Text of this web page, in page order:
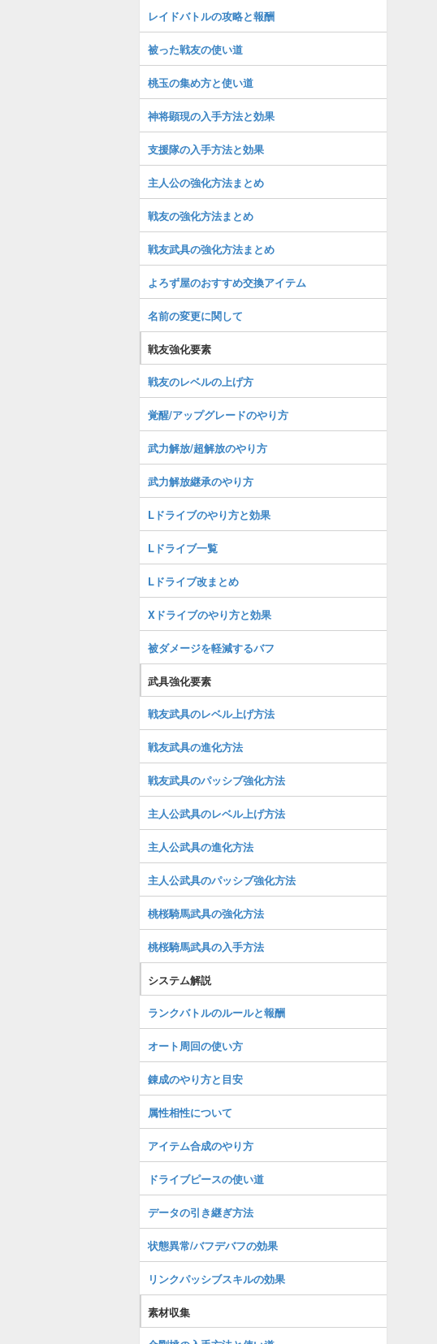
レイドバトルの攻略と報酬
被った戦友の使い道
桃玉の集め方と使い道
神将顕現の入手方法と効果
支援隊の入手方法と効果
主人公の強化方法まとめ
戦友の強化方法まとめ
戦友武具の強化方法まとめ
よろず屋のおすすめ交換アイテム
名前の変更に関して
戦友強化要素
戦友のレベルの上げ方
覚醒/アップグレードのやり方
武力解放/超解放のやり方
武力解放継承のやり方
Lドライブのやり方と効果
Lドライブ一覧
Lドライブ改まとめ
Xドライブのやり方と効果
被ダメージを軽減するバフ
武具強化要素
戦友武具のレベル上げ方法
戦友武具の進化方法
戦友武具のパッシブ強化方法
主人公武具のレベル上げ方法
主人公武具の進化方法
主人公武具のパッシブ強化方法
桃桜騎馬武具の強化方法
桃桜騎馬武具の入手方法
システム解説
ランクバトルのルールと報酬
オート周回の使い方
錬成のやり方と目安
属性相性について
アイテム合成のやり方
ドライブピースの使い道
データの引き継ぎ方法
状態異常/バフデバフの効果
リンクパッシブスキルの効果
素材収集